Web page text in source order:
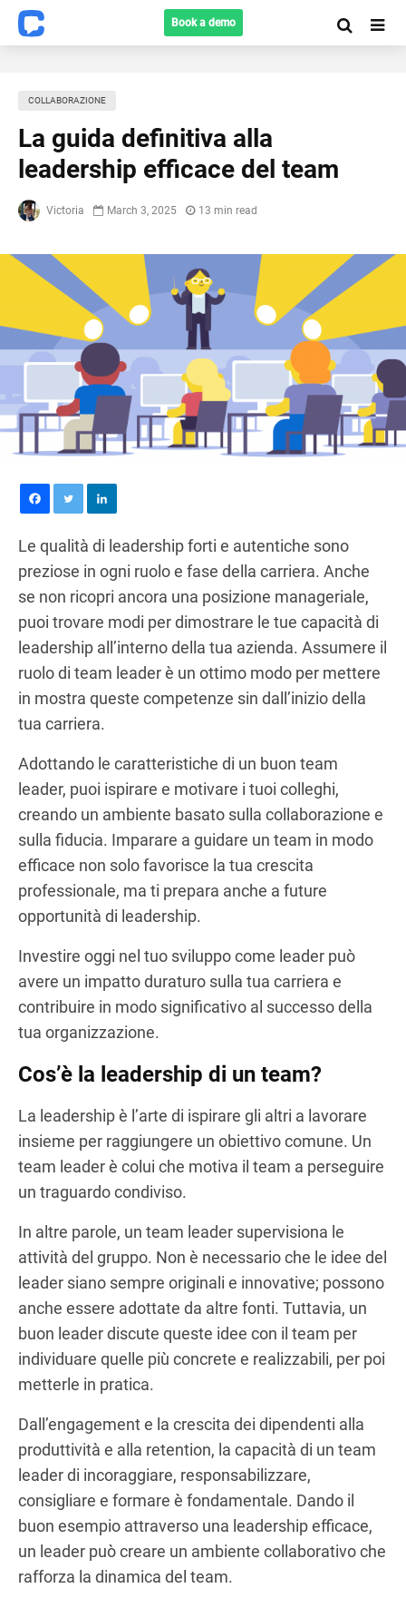
Book a demo
COLLABORAZIONE
La guida definitiva alla
leadership efficace del team
Victoria March 3, 2025 13 min read
Le qualità di leadership forti e autentiche sono
preziose in ogni ruolo e fase della carriera. Anche
se non ricopri ancora una posizione manageriale,
puoi trovare modi per dimostrare le tue capacità di
leadership all’interno della tua azienda. Assumere il
ruolo di team leader è un ottimo modo per mettere
in mostra queste competenze sin dall’inizio della
tua carriera.
Adottando le caratteristiche di un buon team
leader, puoi ispirare e motivare i tuoi colleghi,
creando un ambiente basato sulla collaborazione e
sulla fiducia. Imparare a guidare un team in modo
efficace non solo favorisce la tua crescita
professionale, ma ti prepara anche a future
opportunità di leadership.
Investire oggi nel tuo sviluppo come leader può
avere un impatto duraturo sulla tua carriera e
contribuire in modo significativo al successo della
tua organizzazione.
Cos’è la leadership di un team?
La leadership è l’arte di ispirare gli altri a lavorare
insieme per raggiungere un obiettivo comune. Un
team leader è colui che motiva il team a perseguire
un traguardo condiviso.
In altre parole, un team leader supervisiona le
attività del gruppo. Non è necessario che le idee del
leader siano sempre originali e innovative; possono
anche essere adottate da altre fonti. Tuttavia, un
buon leader discute queste idee con il team per
individuare quelle più concrete e realizzabili, per poi
metterle in pratica.
Dall’engagement e la crescita dei dipendenti alla
produttività e alla retention, la capacità di un team
leader di incoraggiare, responsabilizzare,
consigliare e formare è fondamentale. Dando il
buon esempio attraverso una leadership efficace,
un leader può creare un ambiente collaborativo che
rafforza la dinamica del team.